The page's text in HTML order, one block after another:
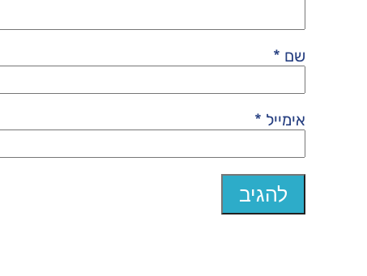
שם *
אימייל *